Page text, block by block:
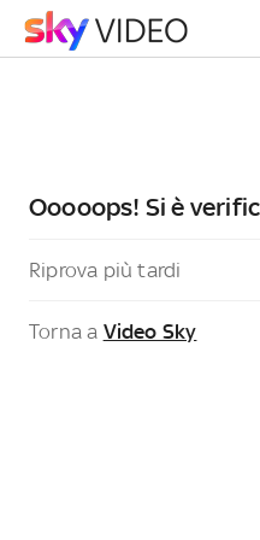
Ooooops! Si è
Riprova più tardi
Torna a Video Sky